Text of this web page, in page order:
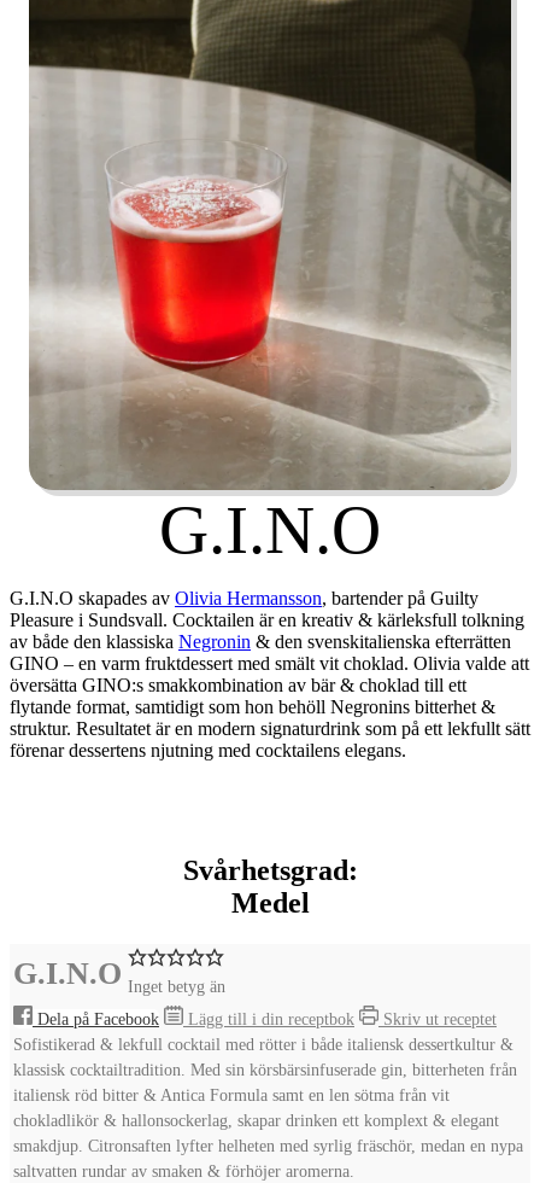
G.I.N.O
G.I.N.O skapades av Olivia Hermansson, bartender på Guilty
Pleasure i Sundsvall. Cocktailen är en kreativ & kärleksfull tolkning
av både den klassiska Negronin & den svenskitalienska efterrätten
GINO – en varm fruktdessert med smält vit choklad. Olivia valde att
översätta GINO:s smakkombination av bär & choklad till ett
flytande format, samtidigt som hon behöll Negronins bitterhet &
struktur. Resultatet är en modern signaturdrink som på ett lekfullt sätt
förenar dessertens njutning med cocktailens elegans.
Svårhetsgrad:
Medel
G.I.N.O Inget betyg än
Dela på Facebook
Lägg till i din receptbok
Skriv ut receptet
Sofistikerad & lekfull cocktail med rötter i både italiensk dessertkultur &
klassisk cocktailtradition. Med sin körsbärsinfuserade gin, bitterheten från
italiensk röd bitter & Antica Formula samt en len sötma från vit
chokladlikör & hallonsockerlag, skapar drinken ett komplext & elegant
smakdjup. Citronsaften lyfter helheten med syrlig fräschör, medan en nypa
saltvatten rundar av smaken & förhöjer aromerna.